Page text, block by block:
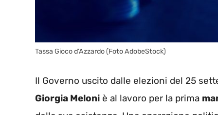
Tassa Gioco d’Azzardo (Foto AdobeStock)
Il Governo uscito dalle elezioni del 25
Giorgia Meloni è al lavoro per la prima